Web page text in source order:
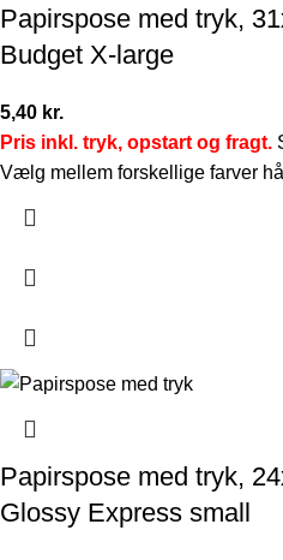
Papirspose med tryk,
Budget X-large
5,40 kr.
Pris inkl. tryk, opstart og fragt.
Vælg mellem forskellige farver
Papirspose med tryk,
Glossy Express small